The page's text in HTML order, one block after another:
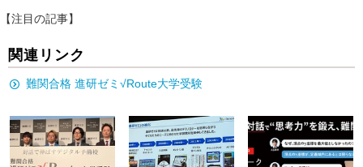
【注目の記事】
関連リンク
難関合格 進研ゼミ√Route大学受験